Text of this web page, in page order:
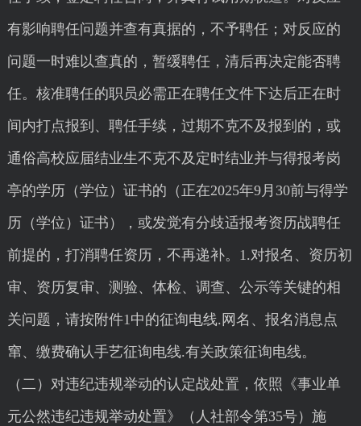
有影响聘任问题并查有真据的，不予聘任；对反应的
问题一时难以查真的，暂缓聘任，清后再决定能否聘
任。核准聘任的职员必需正在聘任文件下达后正在时
间内打点报到、聘任手续，过期不克不及报到的，或
通俗高校应届结业生不克不及定时结业并与得报考岗
亭的学历（学位）证书的（正在2025年9月30前与得学
历（学位）证书），或发觉有分歧适报考资历战聘任
前提的，打消聘任资历，不再递补。1.对报名、资历初
审、资历复审、测验、体检、调查、公示等关键的相
关问题，请按附件1中的征询电线.网名、报名消息点
窜、缴费确认手艺征询电线.有关政策征询电线。
（二）对违纪违规举动的认定战处置，依照《事业单
元公然违纪违规举动处置》（人社部令第35号）施